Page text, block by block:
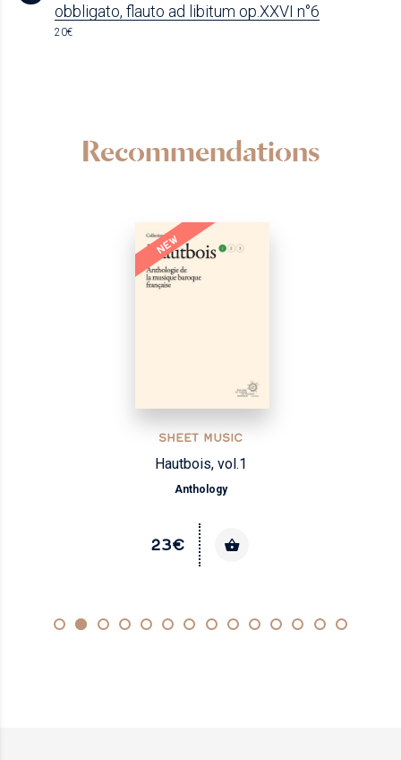
obbligato, flauto ad libitum op.XXVI n°6
20€
Recommendations
NEW
SHEET MUSIC
Hautbois, vol.1
Anthology
23€